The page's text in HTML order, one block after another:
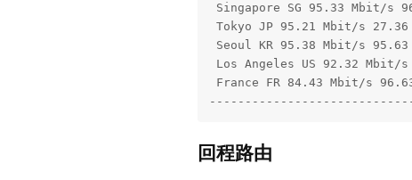
Singapore SG 95.33 Mbit/s
Tokyo JP 95.21 Mbit/s
Seoul KR 95.38 Mbit/s
Los Angeles US 92.32 Mbit/
France FR 84.43 Mbit/s
回程路由